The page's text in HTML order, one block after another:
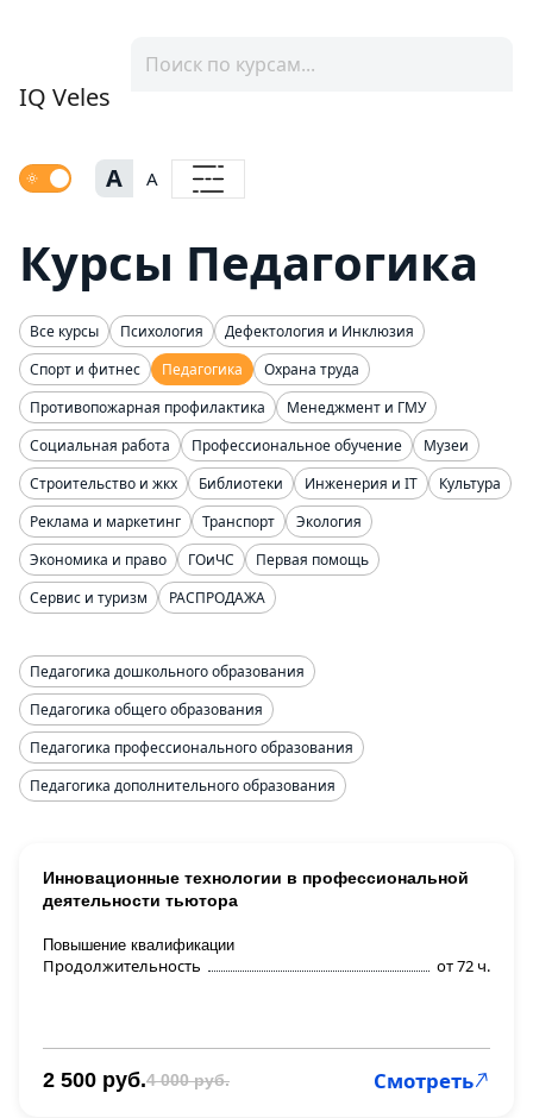
IQ Veles
A A
Курсы Педагогика
Все курсы Психология
Дефектология и Инклюзия
Спорт и фитнес
Педагогика
Охрана труда
Противопожарная профилактика
Менеджмент и ГМУ
Социальная работа
Профессиональное обучение
Музеи
Строительство и жкх
Библиотеки Инженерия и IT
Культура
Реклама и маркетинг
Транспорт
Экология
Экономика и право
ГОиЧС
Первая помощь
Сервис и туризм
РАСПРОДАЖА
Педагогика дошкольного образования
Педагогика общего образования
Педагогика профессионального образования
Педагогика дополнительного образования
Инновационные технологии в профессиональной
деятельности тьютора
Повышение квалификации
Продолжительность от 72 ч.
2 500 руб.4 000 руб. Смотреть